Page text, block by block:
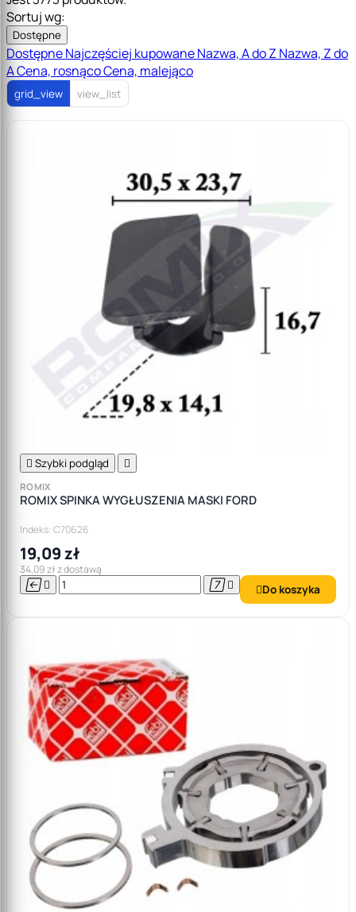
Sortuj wg:
Dostępne
DostępneNajczęściej kupowaneNazwa, A do Z Nazwa, Z do
ACena, rosnącoCena, malejąco
grid_view view_list
 Szybki podgląd 
ROMIX
ROMIX SPINKA WYGŁUSZENIA MASKI FORD
Indeks: C70626
19,09 zł
34,09 zł z dostawą
    Do koszyka